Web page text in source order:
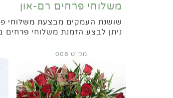
משלוחי פרחים רם-און
שושנת העמקים מבצעת משלוחי
ניתן לבצע הזמנת משלוחי פרחים
מק"ט 008